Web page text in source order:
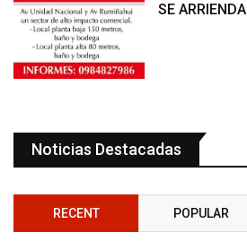
SE ARRIENDA
Noticias Destacadas
RECENT POPULAR